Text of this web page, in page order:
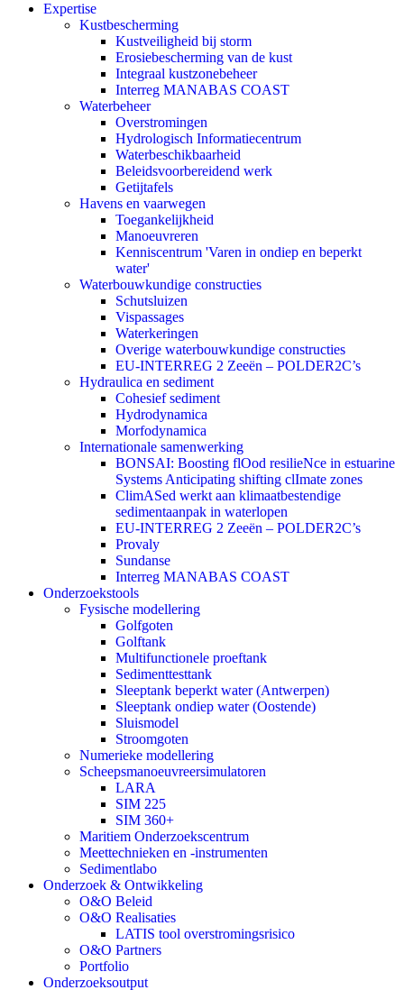
Expertise
Kustbescherming
Kustveiligheid bij storm
Erosiebescherming van de kust
Integraal kustzonebeheer
Interreg MANABAS COAST
Waterbeheer
Overstromingen
Hydrologisch Informatiecentrum
Waterbeschikbaarheid
Beleidsvoorbereidend werk
Getijtafels
Havens en vaarwegen
Toegankelijkheid
Manoeuvreren
Kenniscentrum 'Varen in ondiep en beperkt
water'
Waterbouwkundige constructies
Schutsluizen
Vispassages
Waterkeringen
Overige waterbouwkundige constructies
EU-INTERREG 2 Zeeën – POLDER2C’s
Hydraulica en sediment
Cohesief sediment
Hydrodynamica
Morfodynamica
Internationale samenwerking
BONSAI: Boosting flOod resilieNce in estuarine
Systems Anticipating shifting clImate zones
ClimASed werkt aan klimaatbestendige
sedimentaanpak in waterlopen
EU-INTERREG 2 Zeeën – POLDER2C’s
Provaly
Sundanse
Interreg MANABAS COAST
Onderzoekstools
Fysische modellering
Golfgoten
Golftank
Multifunctionele proeftank
Sedimenttesttank
Sleeptank beperkt water (Antwerpen)
Sleeptank ondiep water (Oostende)
Sluismodel
Stroomgoten
Numerieke modellering
Scheepsmanoeuvreersimulatoren
LARA
SIM 225
SIM 360+
Maritiem Onderzoekscentrum
Meettechnieken en -instrumenten
Sedimentlabo
Onderzoek & Ontwikkeling
O&O Beleid
O&O Realisaties
LATIS tool overstromingsrisico
O&O Partners
Portfolio
Onderzoeksoutput